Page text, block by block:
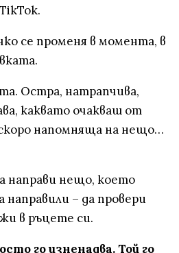
се променя в момента, в
Остра, натрапчива,
каквато очакваш от
напомняща на нещо…
направи нещо, което
– да провери
в ръцете си.
го изненадва. Той го